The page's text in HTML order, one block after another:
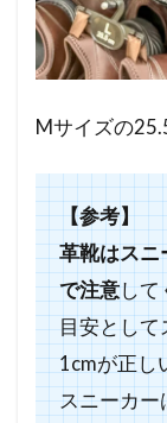
Mサイズの
【参考】
革靴はスニ
で注意して
目安として
1cmが正し
スニーカー